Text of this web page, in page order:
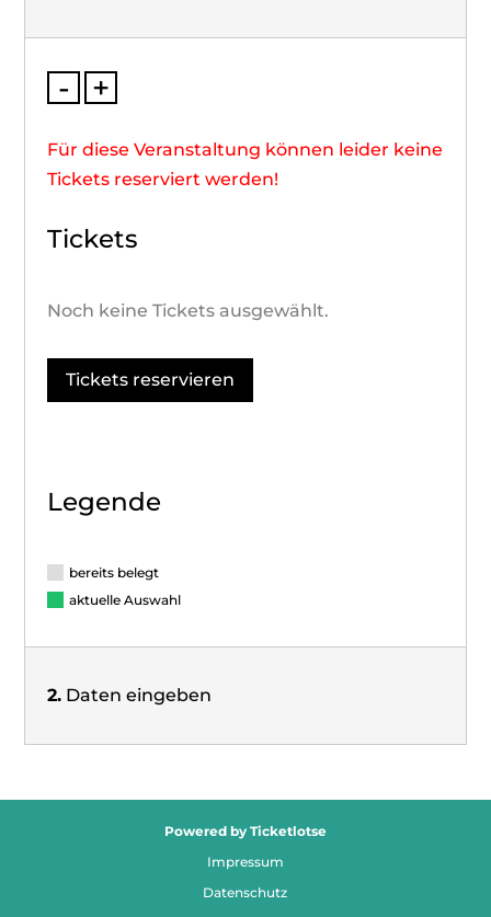
- +
Für diese Veranstaltung können leider keine
Tickets reserviert werden!
Tickets
Noch keine Tickets ausgewählt.
Tickets reservieren
Legende
bereits belegt
aktuelle Auswahl
2. Daten eingeben
Powered by Ticketlotse
Impressum
Datenschutz